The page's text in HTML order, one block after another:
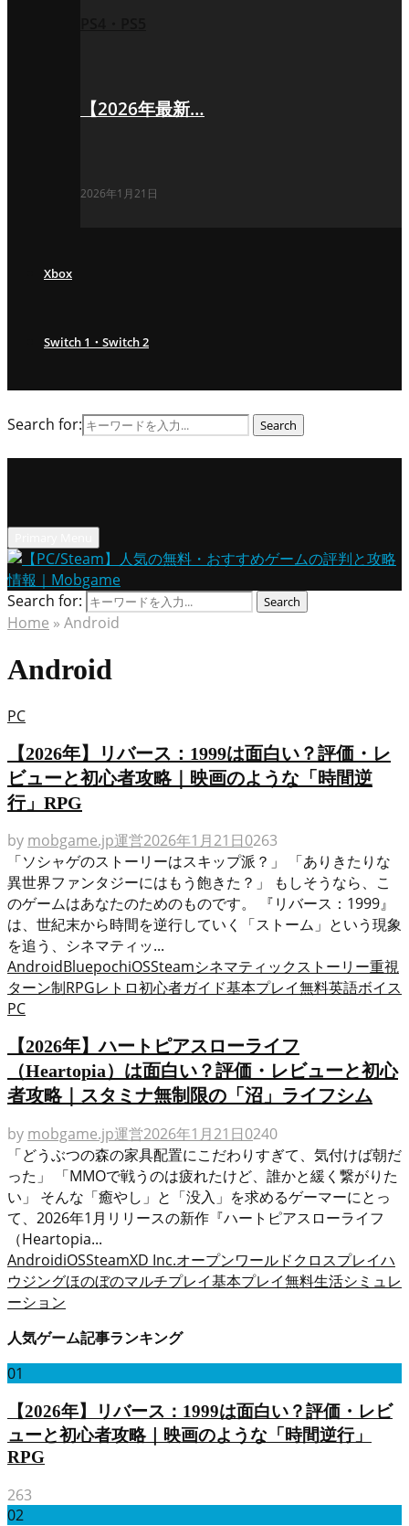
【2026年最新…
2026年1月21日
Xbox
Switch 1・Switch 2
Search for: Search
Search for: Search
Home » Android
Android
PC
【2026年】リバース：1999は面白い？評価・レ
ビューと初心者攻略｜映画のような「時間逆
行」RPG
by mobgame.jp運営2026年1月21日0263
「ソシャゲのストーリーはスキップ派？」 「ありきたりな
異世界ファンタジーにはもう飽きた？」 もしそうなら、こ
のゲームはあなたのためのものです。 『リバース：1999』
は、世紀末から時間を逆行していく「ストーム」という現象
を追う、シネマティッ...
AndroidBluepochiOSSteamシネマティックストーリー重視
ターン制RPGレトロ初心者ガイド基本プレイ無料英語ボイス
PC
【2026年】ハートピアスローライフ
（Heartopia）は面白い？評価・レビューと初心
者攻略｜スタミナ無制限の「沼」ライフシム
by mobgame.jp運営2026年1月21日0240
「どうぶつの森の家具配置にこだわりすぎて、気付けば朝だ
った」 「MMOで戦うのは疲れたけど、誰かと緩く繋がりた
い」 そんな「癒やし」と「没入」を求めるゲーマーにとっ
て、2026年1月リリースの新作『ハートピアスローライフ
（Heartopia...
AndroidiOSSteamXD Inc.オープンワールドクロスプレイハ
ウジングほのぼのマルチプレイ基本プレイ無料生活シミュレ
ーション
人気ゲーム記事ランキング
01
【2026年】リバース：1999は面白い？評価・レビ
ューと初心者攻略｜映画のような「時間逆行」
RPG
263
02